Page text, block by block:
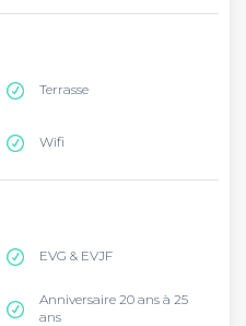
Terrasse
Wifi
EVG & EVJF
Anniversaire 20 ans à 25
ans